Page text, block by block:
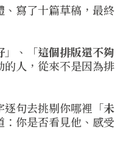
寫了十篇草稿，最終
」、「這個排版還不夠
的人，從來不是因為排
逐句去挑剔你哪裡「未
：你是否看見他、感受